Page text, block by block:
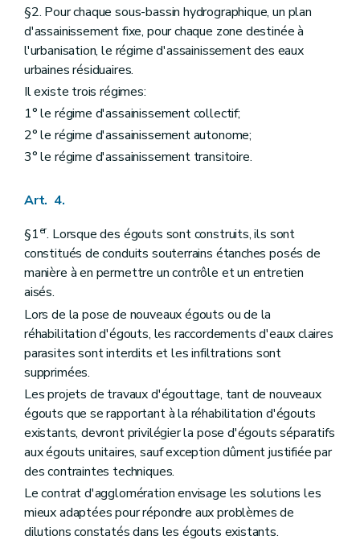
§2. Pour chaque sous-bassin hydrographique, un plan
d'assainissement fixe, pour chaque zone destinée à
l'urbanisation, le régime d'assainissement des eaux
urbaines résiduaires.
Il existe trois régimes:
1° le régime d'assainissement collectif;
2° le régime d'assainissement autonome;
3° le régime d'assainissement transitoire.
Art. 4.
§1er. Lorsque des égouts sont construits, ils sont
constitués de conduits souterrains étanches posés de
manière à en permettre un contrôle et un entretien
aisés.
Lors de la pose de nouveaux égouts ou de la
réhabilitation d'égouts, les raccordements d'eaux claires
parasites sont interdits et les infiltrations sont
supprimées.
Les projets de travaux d'égouttage, tant de nouveaux
égouts que se rapportant à la réhabilitation d'égouts
existants, devront privilégier la pose d'égouts séparatifs
aux égouts unitaires, sauf exception dûment justifiée par
des contraintes techniques.
Le contrat d'agglomération envisage les solutions les
mieux adaptées pour répondre aux problèmes de
dilutions constatés dans les égouts existants.